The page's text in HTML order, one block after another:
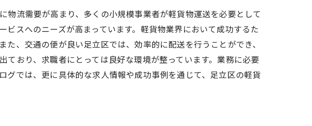
流需要が高まり、多くの小規模事業者が軽貨物運送を必要として
スへのニーズが高まっています。軽貨物業界において成功するた
、交通の便が良い足立区では、効率的に配送を行うことができ、
おり、求職者にとっては良好な環境が整っています。業務に必要
では、更に具体的な求人情報や成功事例を通じて、足立区の軽貨